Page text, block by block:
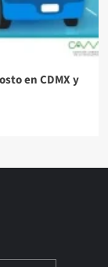
en CDMX y